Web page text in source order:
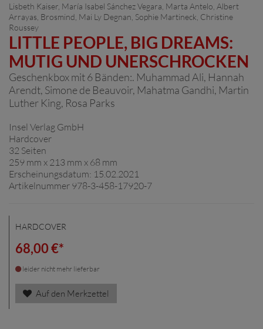
Lisbeth Kaiser, María Isabel Sánchez Vegara , Marta Antelo, Albert
Arrayas, Brosmind, Mai Ly Degnan, Sophie Martineck, Christine
Roussey
LITTLE PEOPLE, BIG DREAMS:
MUTIG UND UNERSCHROCKEN
Geschenkbox mit 6 Bänden:. Muhammad Ali, Hannah
Arendt, Simone de Beauvoir, Mahatma Gandhi, Martin
Luther King, Rosa Parks
Insel Verlag GmbH
Hardcover
32 Seiten
259 mm x 213 mm x 68 mm
Erscheinungsdatum: 15.02.2021
Artikelnummer 978-3-458-17920-7
HARDCOVER
68,00 €*
leider nicht mehr lieferbar
Auf den Merkzettel